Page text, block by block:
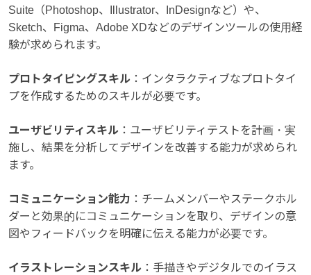
Suite（Photoshop、Illustrator、InDesignなど）や、
Sketch、Figma、Adobe XDなどのデザインツールの使用経
験が求められます。
プロトタイピングスキル ：インタラクティブなプロトタイ
プを作成するためのスキルが必要です。
ユーザビリティスキル ：ユーザビリティテストを計画・実
施し、結果を分析してデザインを改善する能力が求められ
ます。
コミュニケーション能力 ：チームメンバーやステークホル
ダーと効果的にコミュニケーションを取り、デザインの意
図やフィードバックを明確に伝える能力が必要です。
イラストレーションスキル ：手描きやデジタルでのイラス